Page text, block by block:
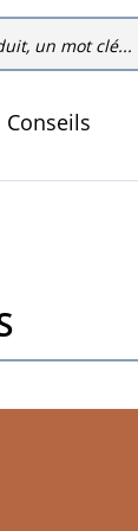
le site
Conseils